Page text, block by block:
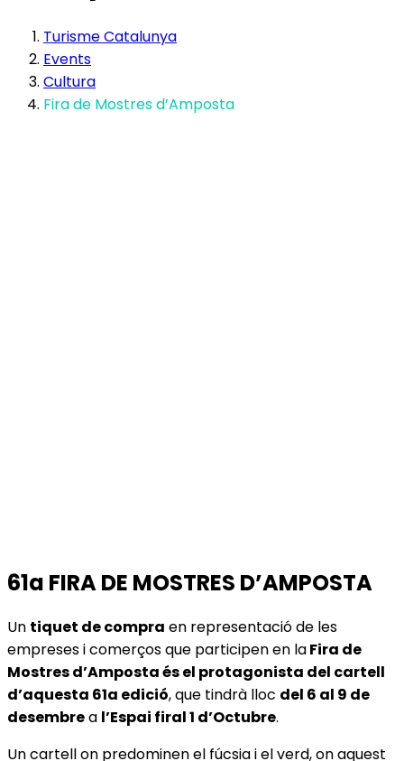
Turisme Catalunya
Events
Cultura
Fira de Mostres d’Amposta
61a FIRA DE MOSTRES D’AMPOSTA
Un tiquet de compra en representació de les
empreses i comerços que participen en laFira de
Mostres d’Amposta és el protagonista del cartell
d’aquesta 61a edició, que tindrà lloc del 6 al 9 de
desembrea l’Espai firal 1 d’Octubre.
Un cartell on predominen el fúcsia i el verd, on aquest